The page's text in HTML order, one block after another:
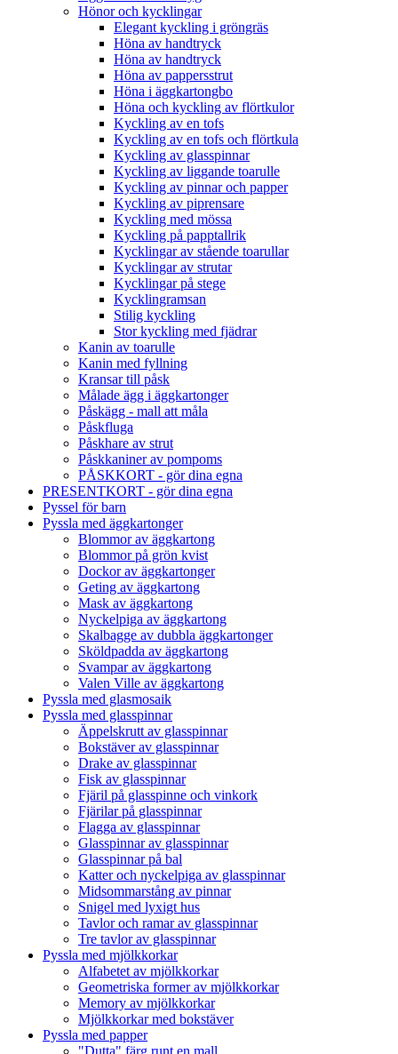
Hönor och kycklingar
Elegant kyckling i gröngräs
Höna av handtryck
Höna av handtryck
Höna av pappersstrut
Höna i äggkartongbo
Höna och kyckling av flörtkulor
Kyckling av en tofs
Kyckling av en tofs och flörtkula
Kyckling av glasspinnar
Kyckling av liggande toarulle
Kyckling av pinnar och papper
Kyckling av piprensare
Kyckling med mössa
Kyckling på papptallrik
Kycklingar av stående toarullar
Kycklingar av strutar
Kycklingar på stege
Kycklingramsan
Stilig kyckling
Stor kyckling med fjädrar
Kanin av toarulle
Kanin med fyllning
Kransar till påsk
Målade ägg i äggkartonger
Påskägg - mall att måla
Påskfluga
Påskhare av strut
Påskkaniner av pompoms
PÅSKKORT - gör dina egna
PRESENTKORT - gör dina egna
Pyssel för barn
Pyssla med äggkartonger
Blommor av äggkartong
Blommor på grön kvist
Dockor av äggkartonger
Geting av äggkartong
Mask av äggkartong
Nyckelpiga av äggkartong
Skalbagge av dubbla äggkartonger
Sköldpadda av äggkartong
Svampar av äggkartong
Valen Ville av äggkartong
Pyssla med glasmosaik
Pyssla med glasspinnar
Äppelskrutt av glasspinnar
Bokstäver av glasspinnar
Drake av glasspinnar
Fisk av glasspinnar
Fjäril på glasspinne och vinkork
Fjärilar på glasspinnar
Flagga av glasspinnar
Glasspinnar av glasspinnar
Glasspinnar på bal
Katter och nyckelpiga av glasspinnar
Midsommarstång av pinnar
Snigel med lyxigt hus
Tavlor och ramar av glasspinnar
Tre tavlor av glasspinnar
Pyssla med mjölkkorkar
Alfabetet av mjölkkorkar
Geometriska former av mjölkkorkar
Memory av mjölkkorkar
Mjölkkorkar med bokstäver
Pyssla med papper
"Dutta" färg runt en mall